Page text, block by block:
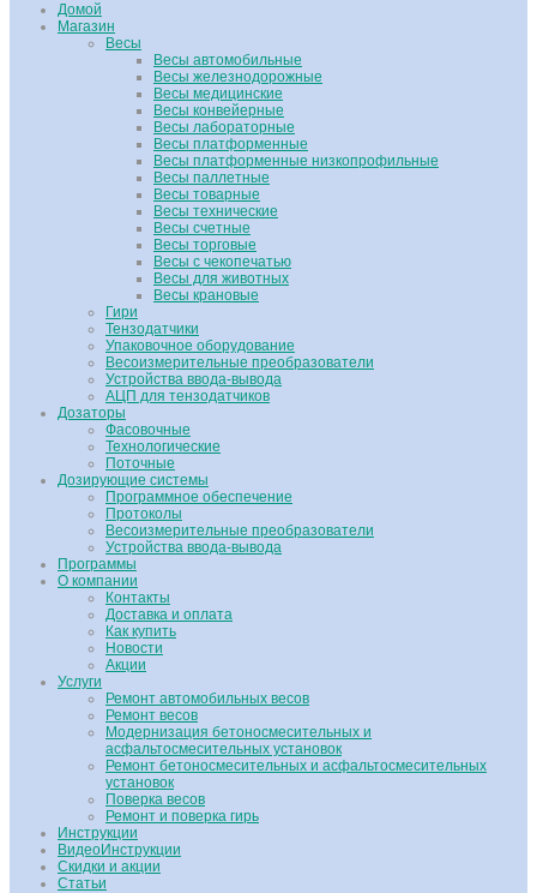
Домой
Магазин
Весы
Весы автомобильные
Весы железнодорожные
Весы медицинские
Весы конвейерные
Весы лабораторные
Весы платформенные
Весы платформенные низкопрофильные
Весы паллетные
Весы товарные
Весы технические
Весы счетные
Весы торговые
Весы с чекопечатью
Весы для животных
Весы крановые
Гири
Тензодатчики
Упаковочное оборудование
Весоизмерительные преобразователи
Устройства ввода-вывода
АЦП для тензодатчиков
Дозаторы
Фасовочные
Технологические
Поточные
Дозирующие системы
Программное обеспечение
Протоколы
Весоизмерительные преобразователи
Устройства ввода-вывода
Программы
О компании
Контакты
Доставка и оплата
Как купить
Новости
Акции
Услуги
Ремонт автомобильных весов
Ремонт весов
Модернизация бетоносмесительных и
асфальтосмесительных установок
Ремонт бетоносмесительных и асфальтосмесительных
установок
Поверка весов
Ремонт и поверка гирь
Инструкции
ВидеоИнструкции
Скидки и акции
Статьи